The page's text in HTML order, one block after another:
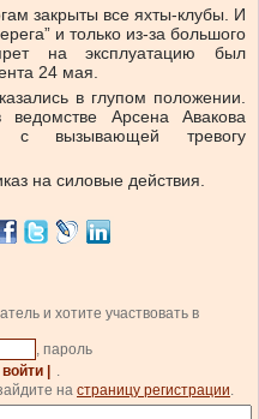
закрыты все яхты-клубы. И
и только из-за большого
на эксплуатацию был
24 мая.
в глупом положении.
Арсена Авакова
с вызывающей тревогу
на силовые действия.
и хотите участвовать в
, пароль
войти |
на страницу регистрации